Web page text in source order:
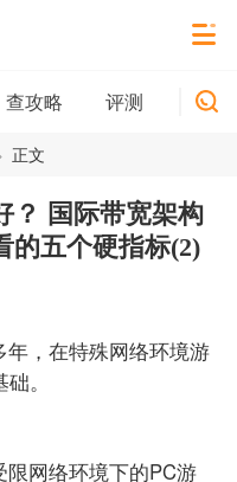
查攻略 评测 新游
正文
构
的五个硬指标(2)
，在特殊网络环境游
。
网络环境下的PC游